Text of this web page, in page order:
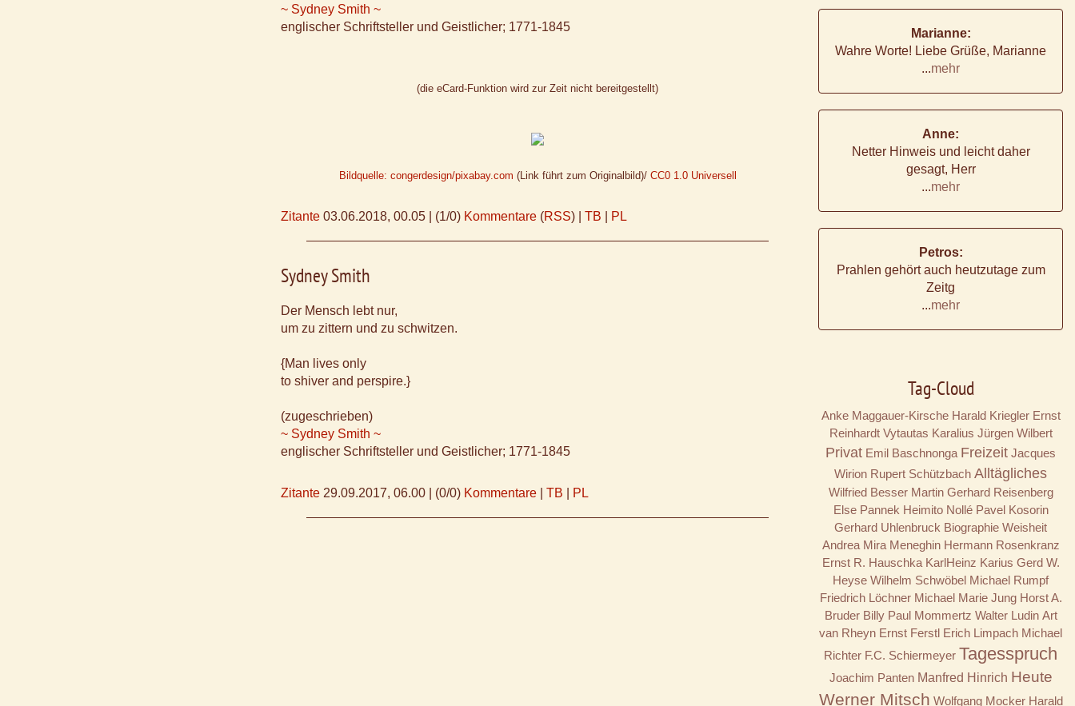
~ Sydney Smith ~
englischer Schriftsteller und Geistlicher; 1771-1845
(die eCard-Funktion wird zur Zeit nicht bereitgestellt)
Bildquelle: congerdesign/pixabay.com (Link führt zum Originalbild)/ CC0 1.0 Universell
Zitante 03.06.2018, 00.05 (1/0) Kommentare (RSS) | TB PL
Sydney Smith
Der Mensch lebt nur,
um zu zittern und zu schwitzen.
{Man lives only
to shiver and perspire.}
(zugeschrieben)
~ Sydney Smith ~
englischer Schriftsteller und Geistlicher; 1771-1845
Zitante 29.09.2017, 06.00 (0/0) Kommentare TB PL
Marianne:
Wahre Worte! Liebe Grüße, Marianne
...mehr
Anne:
Netter Hinweis und leicht daher
gesagt, Herr
...mehr
Petros:
Prahlen gehört auch heutzutage zum
Zeitg
...mehr
Tag-Cloud
Anke Maggauer-Kirsche Harald Kriegler Ernst
Reinhardt Vytautas Karalius Jürgen Wilbert
Privat Emil Baschnonga Freizeit Jacques
Wirion Rupert Schützbach Alltägliches
Wilfried Besser Martin Gerhard Reisenberg
Else Pannek Heimito Nollé Pavel Kosorin
Gerhard Uhlenbruck Biographie Weisheit
Andrea Mira Meneghin Hermann Rosenkranz
Ernst R. Hauschka KarlHeinz Karius Gerd W.
Heyse Wilhelm Schwöbel Michael Rumpf
Friedrich Löchner Michael Marie Jung Horst A.
Bruder Billy Paul Mommertz Walter Ludin Art
van Rheyn Ernst Ferstl Erich Limpach Michael
Richter F.C. Schiermeyer Tagesspruch
Joachim Panten Manfred Hinrich Heute
Werner Mitsch Wolfgang Mocker Harald